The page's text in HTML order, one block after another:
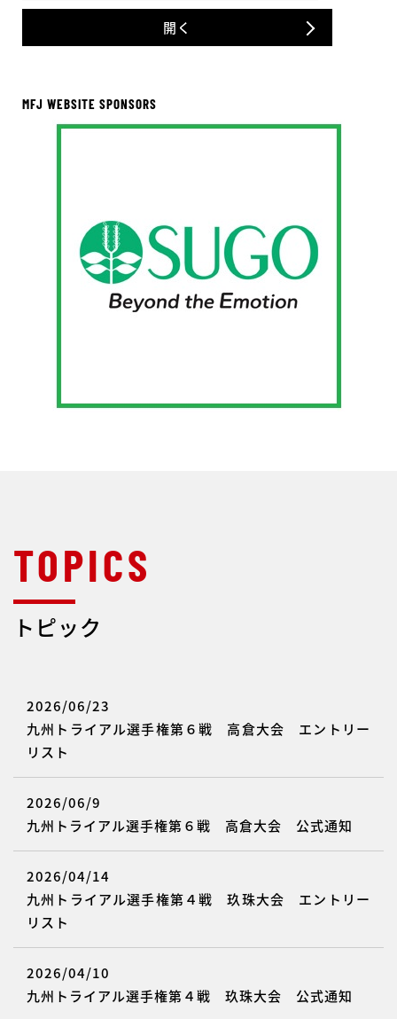
開く
MFJ WEBSITE SPONSORS
トピック
2026/06/23
九州トライアル選手権第６戦 高倉大会 エントリー
リスト
2026/06/9
九州トライアル選手権第６戦 高倉大会 公式通知
2026/04/14
九州トライアル選手権第４戦 玖珠大会 エントリー
リスト
2026/04/10
九州トライアル選手権第４戦 玖珠大会 公式通知